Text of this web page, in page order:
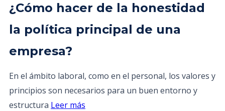
¿Cómo hacer de la honestidad
la política principal de una
empresa?
En el ámbito laboral, como en el personal, los valores y
principios son necesarios para un buen entorno y
estructura Leer más